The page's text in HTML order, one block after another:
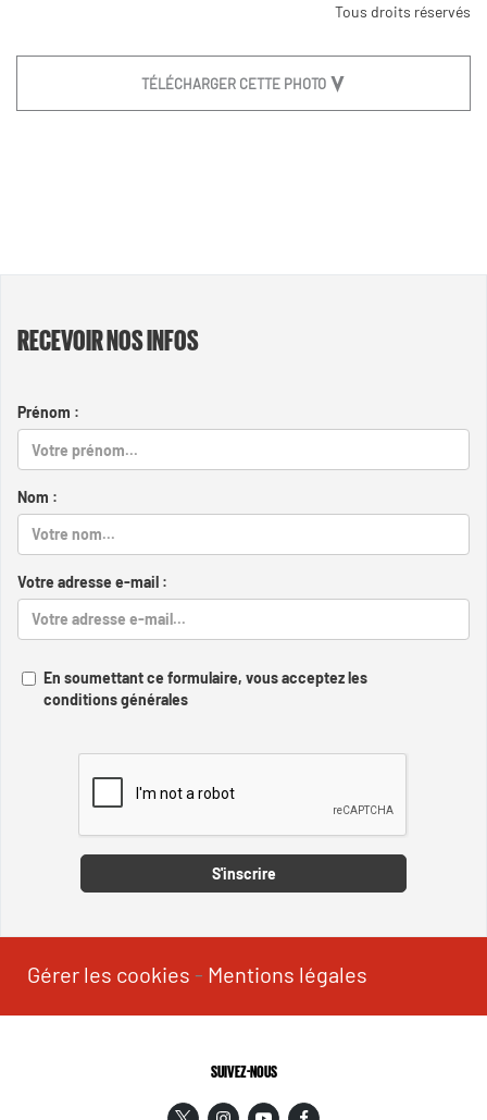
Tous droits réservés
TÉLÉCHARGER CETTE PHOTO
RECEVOIR NOS INFOS
Prénom :
Nom :
Votre adresse e-mail :
En soumettant ce formulaire, vous acceptez les
conditions générales
S'inscrire
Gérer les cookies - Mentions légales
SUIVEZ-NOUS